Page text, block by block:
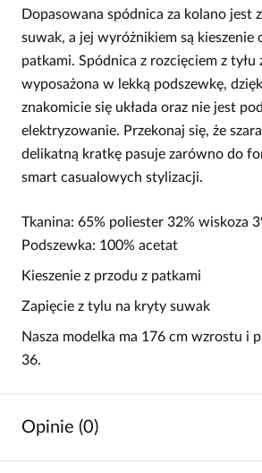
Dopasowana spódnica za kolano jest
suwak, a jej wyróżnikiem są kieszenie
patkami. Spódnica z rozcięciem z tyłu
wyposażona w lekką podszewkę,
znakomicie się układa oraz nie jest
elektryzowanie. Przekonaj się, że
delikatną kratkę pasuje zarówno do
smart casualowych stylizacji.
Tkanina: 65% poliester 32% wiskoza
Podszewka: 100% acetat
Kieszenie z przodu z patkami
Zapięcie z tylu na kryty suwak
Nasza modelka ma 176 cm wzrostu i
36.
Opinie (0)